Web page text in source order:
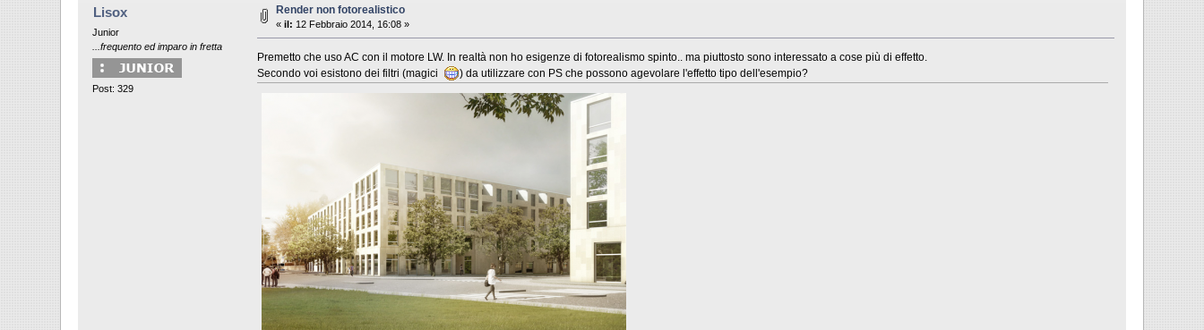
Lisox
Junior
...frequento ed imparo in fretta
Post: 329
Render non fotorealistico
«il: 12 Febbraio 2014, 16:08 »
Premetto che uso AC con il motore LW. In realtà non ho esigenze di fotorealismo spinto.. ma piuttosto sono interessato a cose più di effetto.
Secondo voi esistono dei filtri (magici
) da utilizzare con PS che possono agevolare l'effetto tipo dell'esempio?